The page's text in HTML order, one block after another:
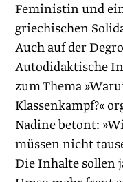
Feministin und
griechischen
Auch auf der
Autodidaktische
zum Thema
Klassenkampf?«
Nadine betont:
müssen nicht
Die Inhalte sollen